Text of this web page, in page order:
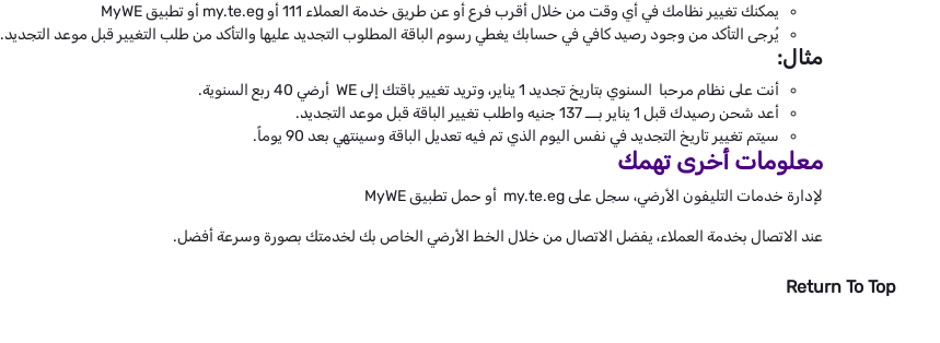
يمكنك تغيير نظامك في أي وقت من خلال أقرب فرع أو عن طريق خدمة العملاء 111 أو my.te.eg أو تطبيق MyWE
يُرجى التأكد من وجود رصيد كافي في حسابك يغطي رسوم الباقة المطلوب التجديد عليها والتأكد من طلب التغيير قبل موعد التجديد.
مثال:
أنت على نظام مرحبا السنوي بتاريخ تجديد 1 يناير، وتريد تغيير باقتك إلى WE أرضي 40 ربع السنوية.
أعد شحن رصيدك قبل 1 يناير بـــ 137 جنيه واطلب تغيير الباقة قبل موعد التجديد.
سيتم تغيير تاريخ التجديد في نفس اليوم الذي تم فيه تعديل الباقة وسينتهي بعد 90 يوماً.
معلومات أخرى تهمك
لإدارة خدمات التليفون الأرضي، سجل على my.te.eg أو حمل تطبيق MyWE
عند الاتصال بخدمة العملاء، يفضل الاتصال من خلال الخط الأرضي الخاص بك لخدمتك بصورة وسرعة أفضل.
Return To Top